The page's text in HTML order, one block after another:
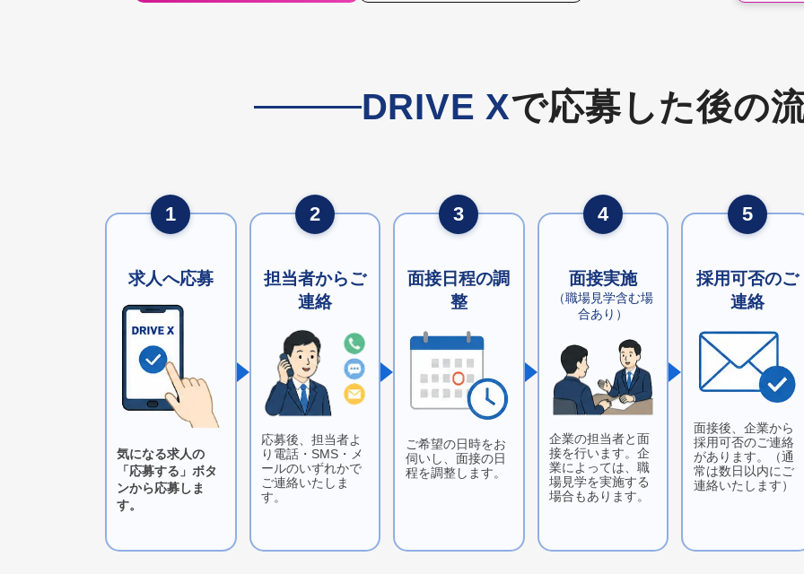
DRIVE Xで応募した後の
1
求人へ応募
気になる求人の
「応募する」ボタ
ンから応募しま
す。
2
担当者からご
連絡
応募後、担当者よ
り電話・SMS・メ
ールのいずれかで
ご連絡いたしま
す。
3
面接日程の調
整
ご希望の日時をお
伺いし、面接の日
程を調整します。
4
面接実施
（職場見学含む場
合あり）
企業の担当者と面
接を行います。企
業によっては、職
場見学を実施する
場合もあります。
5
採用可否のご
連絡
面接後、企業から
採用可否のご連絡
があります。（通
常は数日以内にご
連絡いたします）